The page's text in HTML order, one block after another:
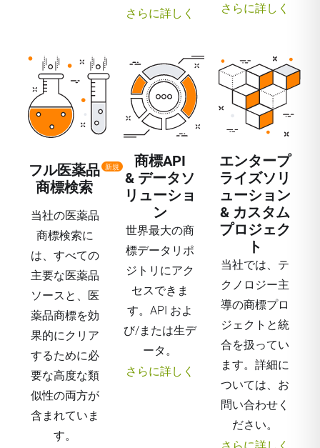
さらに詳しく
さらに詳しく
フル医薬品
商標検索
新規
当社の医薬品
商標検索に
は、すべての
主要な医薬品
ソースと、医
薬品商標を効
果的にクリア
するために必
要な高度な類
似性の両方が
含まれていま
す。
商標API
& データソ
リューショ
ン
世界最大の商
標データリポ
ジトリにアク
セスできま
す。API およ
び/または生デ
ータ。
さらに詳しく
エンタープ
ライズソリ
ューション
& カスタム
プロジェク
ト
当社では、テ
クノロジー主
導の商標プロ
ジェクトと統
合を扱ってい
ます。詳細に
ついては、お
問い合わせく
ださい。
さらに詳しく